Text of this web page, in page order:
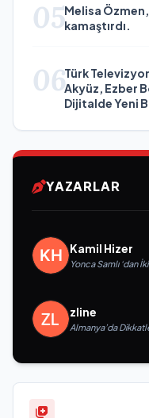
05Melisa
kamaştırdı.
06Türk
Akyüz, Ezber
Dijitalde Yeni
YAZARLAR
Kamil Hizer
Yonca Samlı ‘dan
zline
Almanya’da